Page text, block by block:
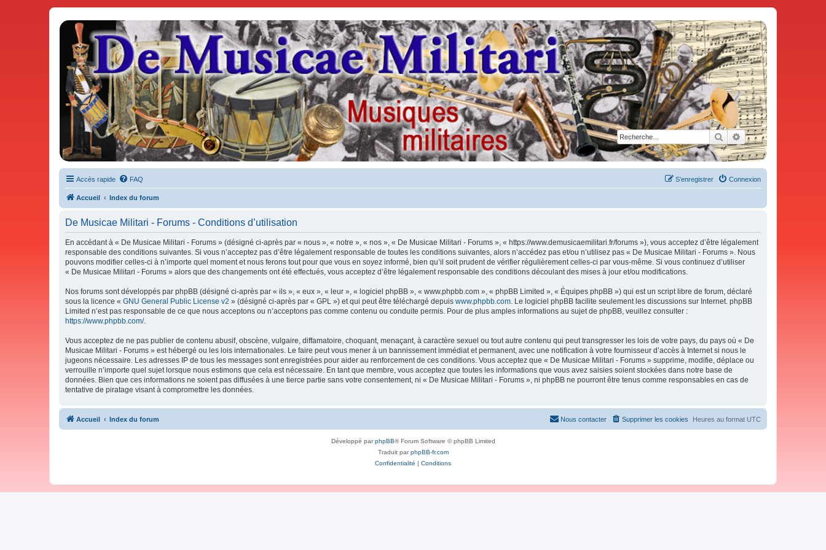
Rechercher
Recherche avancée
De Musicae Militari - Forums
Forums de discussions
Accès rapide FAQ Connexion
S’enregistrer
Accueil Index du forum
De Musicae Militari - Forums - Conditions d’utilisation
En accédant à « De Musicae Militari - Forums » (désigné ci-après par « nous », « notre », « nos », « De Musicae Militari - Forums », « https://www.demusicaemilitari.fr/forums »), vous acceptez d’être légalement
responsable des conditions suivantes. Si vous n’acceptez pas d’être légalement responsable de toutes les conditions suivantes, alors n’accédez pas et/ou n’utilisez pas « De Musicae Militari - Forums ». Nous
pouvons modifier celles-ci à n’importe quel moment et nous ferons tout pour que vous en soyez informé, bien qu’il soit prudent de vérifier régulièrement celles-ci par vous-même. Si vous continuez d’utiliser
« De Musicae Militari - Forums » alors que des changements ont été effectués, vous acceptez d’être légalement responsable des conditions découlant des mises à jour et/ou modifications.
Nos forums sont développés par phpBB (désigné ci-après par « ils », « eux », « leur », « logiciel phpBB », « www.phpbb.com », « phpBB Limited », « Équipes phpBB ») qui est un script libre de forum, déclaré
sous la licence « GNU General Public License v2 » (désigné ci-après par « GPL ») et qui peut être téléchargé depuis www.phpbb.com. Le logiciel phpBB facilite seulement les discussions sur Internet. phpBB
Limited n’est pas responsable de ce que nous acceptons ou n’acceptons pas comme contenu ou conduite permis. Pour de plus amples informations au sujet de phpBB, veuillez consulter :
https://www.phpbb.com/.
Vous acceptez de ne pas publier de contenu abusif, obscène, vulgaire, diffamatoire, choquant, menaçant, à caractère sexuel ou tout autre contenu qui peut transgresser les lois de votre pays, du pays où « De
Musicae Militari - Forums » est hébergé ou les lois internationales. Le faire peut vous mener à un bannissement immédiat et permanent, avec une notification à votre fournisseur d’accès à Internet si nous le
jugeons nécessaire. Les adresses IP de tous les messages sont enregistrées pour aider au renforcement de ces conditions. Vous acceptez que « De Musicae Militari - Forums » supprime, modifie, déplace ou
verrouille n’importe quel sujet lorsque nous estimons que cela est nécessaire. En tant que membre, vous acceptez que toutes les informations que vous avez saisies soient stockées dans notre base de
données. Bien que ces informations ne soient pas diffusées à une tierce partie sans votre consentement, ni « De Musicae Militari - Forums », ni phpBB ne pourront être tenus comme responsables en cas de
tentative de piratage visant à compromettre les données.
Accueil Index du forum Heures au format UTC
Supprimer les cookies
Nous contacter
Développé parphpBB® Forum Software © phpBB Limited
Traduit parphpBB-fr.com
Confidentialité | Conditions